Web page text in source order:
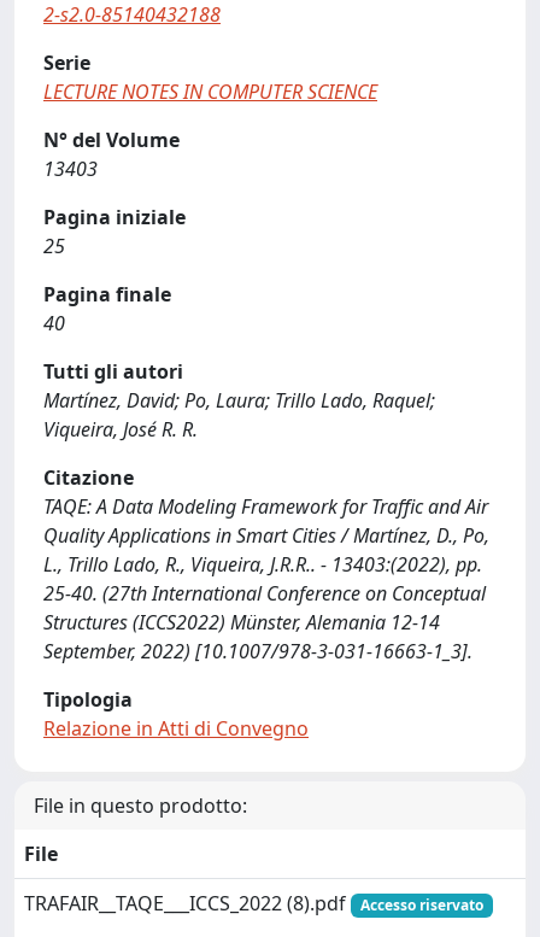
2-s2.0-85140432188
Serie
LECTURE NOTES IN COMPUTER SCIENCE
N° del Volume
13403
Pagina iniziale
25
Pagina finale
40
Tutti gli autori
Martínez, David; Po, Laura; Trillo Lado, Raquel;
Viqueira, José R. R.
Citazione
TAQE: A Data Modeling Framework for Traffic and Air
Quality Applications in Smart Cities / Martínez, D., Po,
L., Trillo Lado, R., Viqueira, J.R.R.. - 13403:(2022), pp.
25-40. (27th International Conference on Conceptual
Structures (ICCS2022) Münster, Alemania 12-14
September, 2022) [10.1007/978-3-031-16663-1_3].
Tipologia
Relazione in Atti di Convegno
File in questo prodotto:
File
TRAFAIR__TAQE___ICCS_2022 (8).pdf
Accesso riservato